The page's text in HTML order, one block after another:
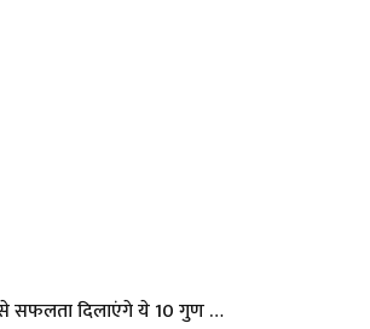
सफलता दिलाएंगे ये 10 गुण …